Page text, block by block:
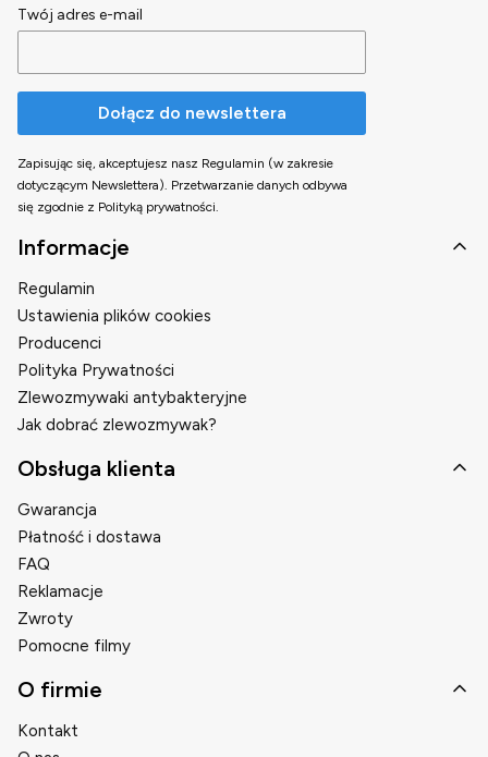
Twój adres e-mail
Dołącz do newslettera
Zapisując się, akceptujesz nasz Regulamin (w zakresie
dotyczącym Newslettera). Przetwarzanie danych odbywa
się zgodnie z Polityką prywatności.
Linki w stopce
Informacje
Regulamin
Ustawienia plików cookies
Producenci
Polityka Prywatności
Zlewozmywaki antybakteryjne
Jak dobrać zlewozmywak?
Obsługa klienta
Gwarancja
Płatność i dostawa
FAQ
Reklamacje
Zwroty
Pomocne filmy
O firmie
Kontakt